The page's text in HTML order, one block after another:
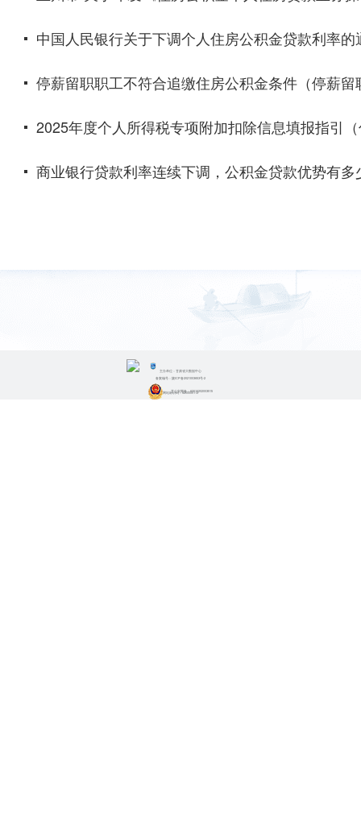
中国人民银行关于下调个人住房公积金贷款利率
停薪留职职工不符合追缴住房公积金条件（停薪
2025年度个人所得税专项附加扣除信息填报指引
商业银行贷款利率连续下调，公积金贷款优势有多
主办单位：甘肃省大数据中心
备案编号：陇ICP备2021003653号-2
甘公安网备：62010202003515
网站标识码：6200000113